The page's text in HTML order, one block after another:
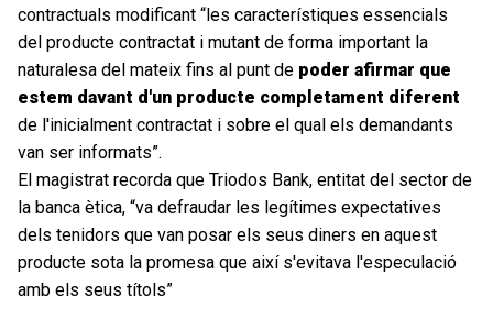
contractuals modificant “les característiques essencials
del producte contractat i mutant de forma important la
naturalesa del mateix fins al punt de poder afirmar que
estem davant d'un producte completament diferent
de l'inicialment contractat i sobre el qual els demandants
van ser informats”.
El magistrat recorda que Triodos Bank, entitat del sector de
la banca ètica, “va defraudar les legítimes expectatives
dels tenidors que van posar els seus diners en aquest
producte sota la promesa que així s'evitava l'especulació
amb els seus títols”